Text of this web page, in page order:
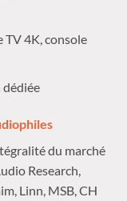
4K, console
du marché
Research,
Linn, MSB, CH